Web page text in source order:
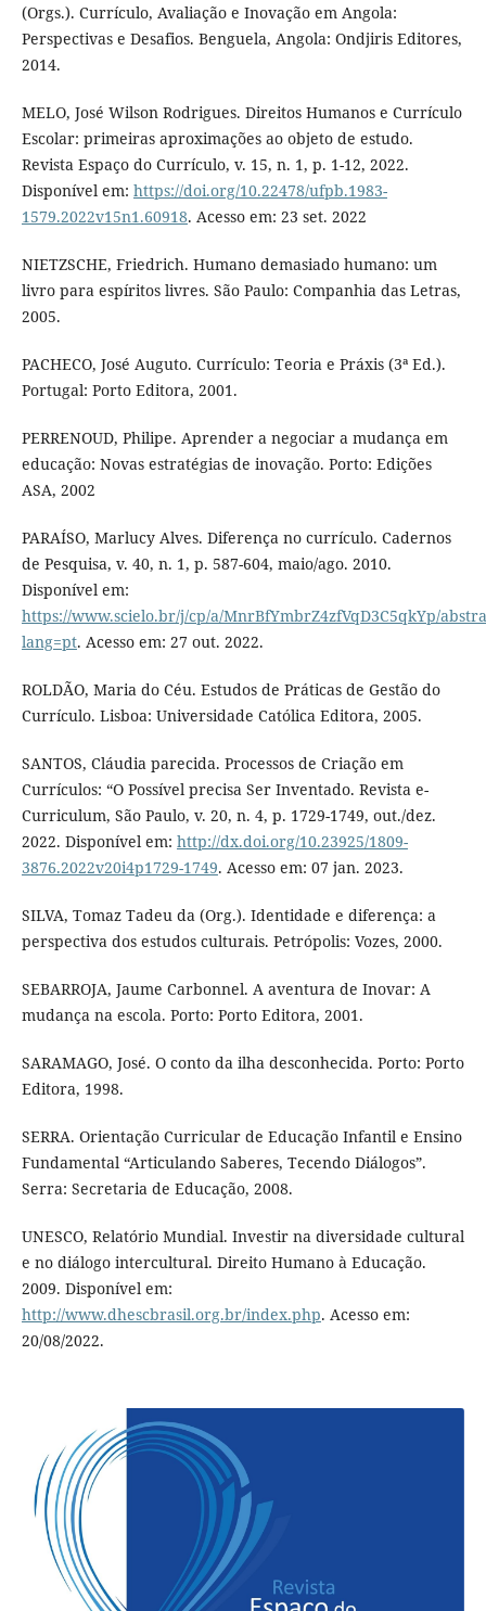
(Orgs.). Currículo, Avaliação e Inovação em Angola:
Perspectivas e Desafios. Benguela, Angola: Ondjiris Editores,
2014.
MELO, José Wilson Rodrigues. Direitos Humanos e Currículo
Escolar: primeiras aproximações ao objeto de estudo.
Revista Espaço do Currículo, v. 15, n. 1, p. 1-12, 2022.
Disponível em: https://doi.org/10.22478/ufpb.1983-
1579.2022v15n1.60918. Acesso em: 23 set. 2022
NIETZSCHE, Friedrich. Humano demasiado humano: um
livro para espíritos livres. São Paulo: Companhia das Letras,
2005.
PACHECO, José Auguto. Currículo: Teoria e Práxis (3ª Ed.).
Portugal: Porto Editora, 2001.
PERRENOUD, Philipe. Aprender a negociar a mudança em
educação: Novas estratégias de inovação. Porto: Edições
ASA, 2002
PARAÍSO, Marlucy Alves. Diferença no currículo. Cadernos
de Pesquisa, v. 40, n. 1, p. 587-604, maio/ago. 2010.
Disponível em:
https://www.scielo.br/j/cp/a/MnrBfYmbrZ4zfVqD3C5qkYp/
lang=pt. Acesso em: 27 out. 2022.
ROLDÃO, Maria do Céu. Estudos de Práticas de Gestão do
Currículo. Lisboa: Universidade Católica Editora, 2005.
SANTOS, Cláudia parecida. Processos de Criação em
Currículos: “O Possível precisa Ser Inventado. Revista e-
Curriculum, São Paulo, v. 20, n. 4, p. 1729-1749, out./dez.
2022. Disponível em: http://dx.doi.org/10.23925/1809-
3876.2022v20i4p1729-1749. Acesso em: 07 jan. 2023.
SILVA, Tomaz Tadeu da (Org.). Identidade e diferença: a
perspectiva dos estudos culturais. Petrópolis: Vozes, 2000.
SEBARROJA, Jaume Carbonnel. A aventura de Inovar: A
mudança na escola. Porto: Porto Editora, 2001.
SARAMAGO, José. O conto da ilha desconhecida. Porto: Porto
Editora, 1998.
SERRA. Orientação Curricular de Educação Infantil e Ensino
Fundamental “Articulando Saberes, Tecendo Diálogos”.
Serra: Secretaria de Educação, 2008.
UNESCO, Relatório Mundial. Investir na diversidade cultural
e no diálogo intercultural. Direito Humano à Educação.
2009. Disponível em:
http://www.dhescbrasil.org.br/index.php. Acesso em:
20/08/2022.